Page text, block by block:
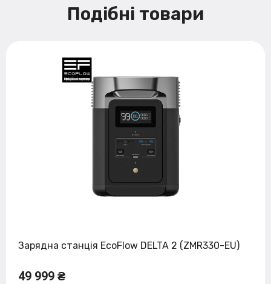
Подібні товари
Зарядна станція EcoFlow DELTA 2 (ZMR330-EU)
49 999 ₴